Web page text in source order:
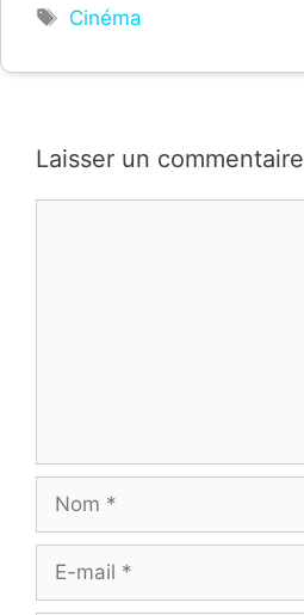
Étiquettes
Cinéma
Laisser un commentaire
mail